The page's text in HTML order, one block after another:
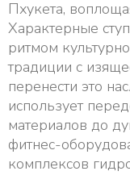
Пхукета,
Характерные
ритмом
традиции с
перенести это
использует
материалов до
фитнес-
комплексов